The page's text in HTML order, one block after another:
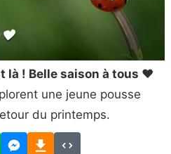
là ! Belle saison à tous ❤
une jeune pousse
du printemps.